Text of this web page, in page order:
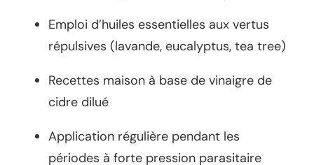
Emploi d’huiles essentielles aux vertus
répulsives (lavande, eucalyptus, tea tree)
Recettes maison à base de vinaigre de
cidre dilué
Application régulière pendant les
périodes à forte pression parasitaire